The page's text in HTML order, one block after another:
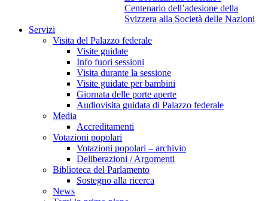
Centenario dell’adesione della
Svizzera alla Società delle Nazioni
Servizi
Visita del Palazzo federale
Visite guidate
Info fuori sessioni
Visita durante la sessione
Visite guidate per bambini
Giornata delle porte aperte
Audiovisita guidata di Palazzo federale
Media
Accreditamenti
Votazioni popolari
Votazioni popolari – archivio
Deliberazioni / Argomenti
Biblioteca del Parlamento
Sostegno alla ricerca
News